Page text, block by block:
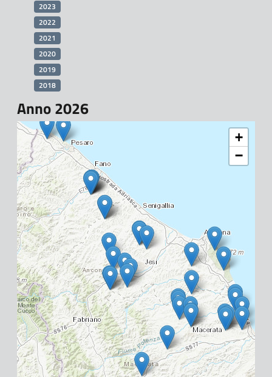
2023
2022
2021
2020
2019
2018
Anno 2026
+
−